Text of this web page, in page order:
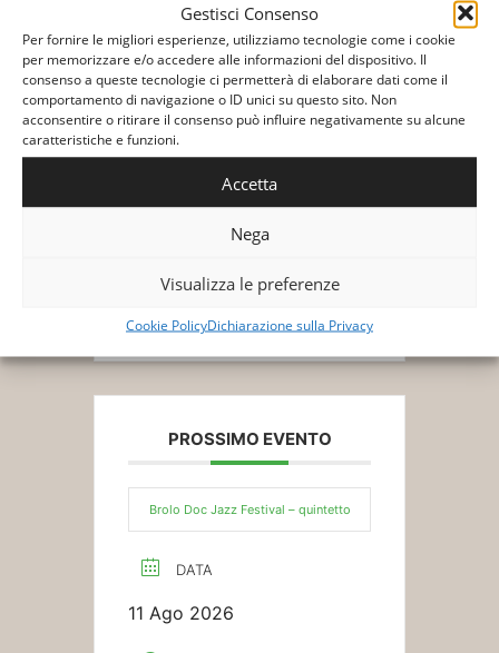
Gestisci Consenso
Per fornire le migliori esperienze, utilizziamo tecnologie come i cookie
per memorizzare e/o accedere alle informazioni del dispositivo. Il
consenso a queste tecnologie ci permetterà di elaborare dati come il
comportamento di navigazione o ID unici su questo sito. Non
acconsentire o ritirare il consenso può influire negativamente su alcune
caratteristiche e funzioni.
Accetta
Nega
Visualizza le preferenze
Cookie PolicyDichiarazione sulla Privacy
Biglietti/Tickets
+ Esporta iCal
PROSSIMO EVENTO
Brolo Doc Jazz Festival – quintetto
DATA
11 Ago 2026